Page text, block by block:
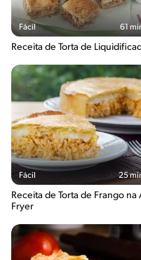
Fácil 61
Receita de Torta de
Fácil 25
Receita de Torta de Frango na
Fryer